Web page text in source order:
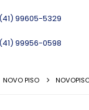
(41) 99605-5329
(41) 99956-0598
NOVO PISO